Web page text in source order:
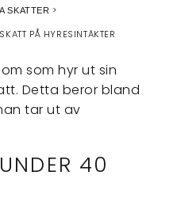
SKATTER
PÅ HYRESINTÄKTER
som hyr ut sin
Detta beror bland
tar ut av
40